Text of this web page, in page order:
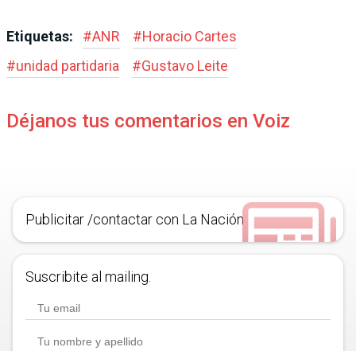
Etiquetas: #ANR #Horacio Cartes
#unidad partidaria #Gustavo Leite
Déjanos tus comentarios en Voiz
Publicitar /contactar con La Nación
Suscribite al mailing.